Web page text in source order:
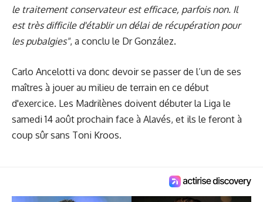
le traitement conservateur est efficace, parfois non. Il
est très difficile d'établir un délai de récupération pour
les pubalgies", a conclu le Dr González.
Carlo Ancelotti va donc devoir se passer de l’un de ses
maîtres à jouer au milieu de terrain en ce début
d'exercice. Les Madrilènes doivent débuter la Liga le
samedi 14 août prochain face à Alavés, et ils le feront à
coup sûr sans Toni Kroos.